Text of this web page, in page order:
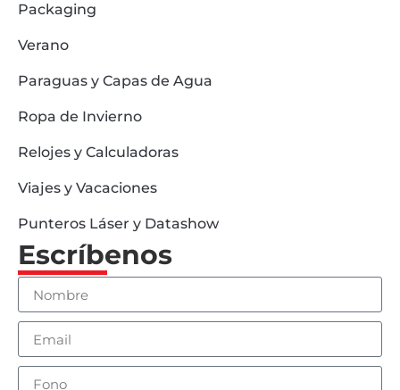
Packaging
Verano
Paraguas y Capas de Agua
Ropa de Invierno
Relojes y Calculadoras
Viajes y Vacaciones
Punteros Láser y Datashow
Escríbenos